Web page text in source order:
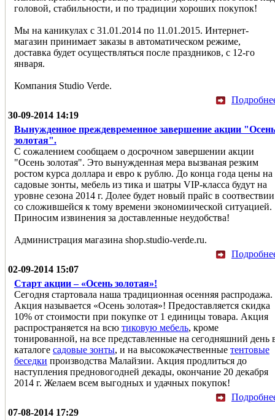
головой, стабильности, и по традиции хороших покупок!
Мы на каникулах с 31.01.2014 по 11.01.2015. Интернет-
магазин принимает заказы в автоматическом режиме,
доставка будет осуществляться после праздников, с 12-го
января.
Компания Studio Verde.
30-09-2014 14:19
Вынужденное преждевременное завершение акции "Осень
золотая".
С сожалением сообщаем о досрочном завершении акции
"Осень золотая". Это вынужденная мера вызваная резким
ростом курса доллара и евро к рублю. До конца года цены на
садовые зонты, мебель из тика и шатры VIP-класса будут на
уровне сезона 2014 г. Долее будет новый прайс в соотвествии
со сложившейся к тому времени экономиической ситуацией.
Приносим извинения за доставленные неудобства!
Администрация магазина shop.studio-verde.ru.
02-09-2014 15:07
Старт акции – «Осень золотая»!
Сегодня стартовала наша традиционная осенняя распродажа.
Акция называется «Осень золотая»! Предоставляется скидка
10% от стоимости при покупке от 1 единицы товара. Акция
распространяется на всю тиковую мебель, кроме
тонированной, на все представленные на сегодняшний день
каталоге садовые зонты, и на высококачественные тентовые
беседки производства Малайзии. Акция продлиться до
наступления предновогодней декады, окончание 20 декабря
2014 г. Желаем всем выгодных и удачных покупок!
07-08-2014 17:29